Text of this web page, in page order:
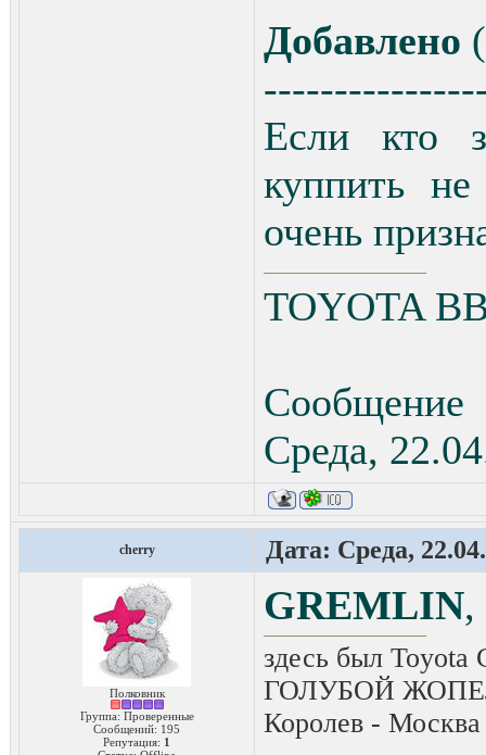
Добавлено
Если кто
куппить не
очень
TOYOTA
Сообщение
Среда,
cherry Дата: Среда,
Полковник
Группа: Проверенные
Сообщений: 195
Репутация: 1
GREMLIN,
здесь был Toyota
ГОЛУБОЙ
Королев - Москва